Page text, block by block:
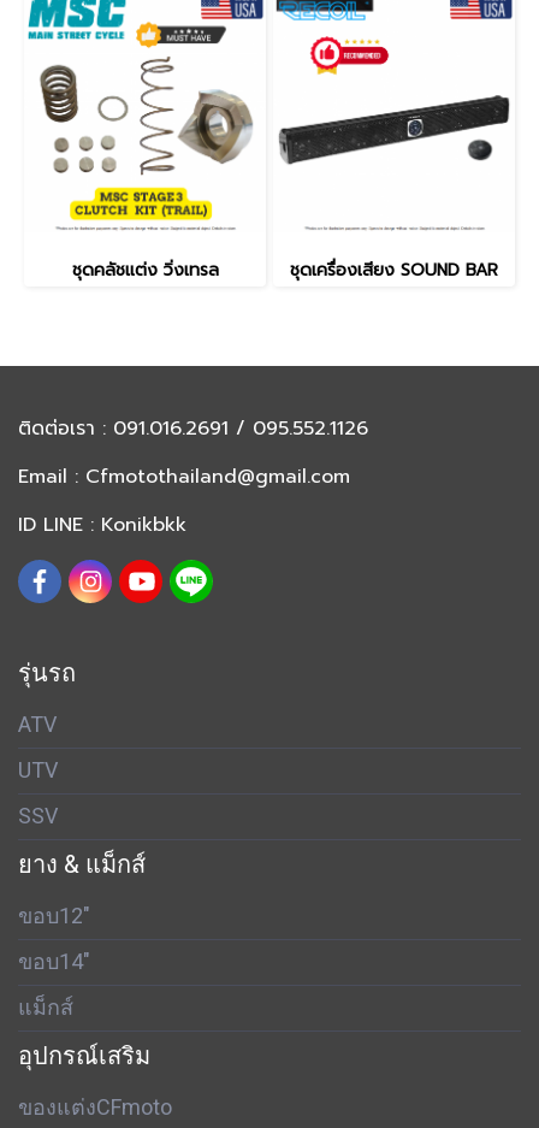
ชุดคลัชแต่ง วิ่งเทรล ชุดเครื่องเสียง SOUND BAR
ติดต่อเรา : 091.016.2691 / 095.552.1126
Email : Cfmotothailand@gmail.com
ID LINE : Konikbkk
รุ่นรถ
ATV
UTV
SSV
ยาง & แม็กส์
ขอบ12"
ขอบ14"
แม็กส์
อุปกรณ์เสริม
ของแต่งCFmoto